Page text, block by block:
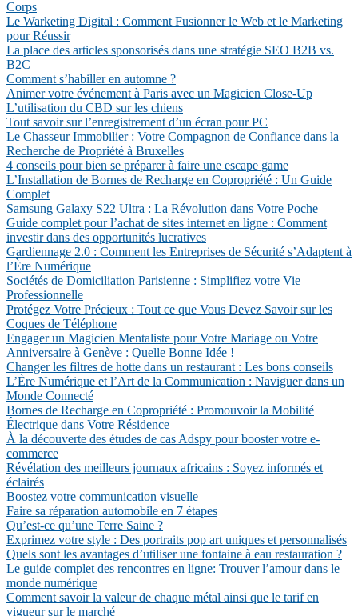
Corps
Le Warketing Digital : Comment Fusionner le Web et le Marketing
pour Réussir
La place des articles sponsorisés dans une stratégie SEO B2B vs.
B2C
Comment s’habiller en automne ?
Animer votre événement à Paris avec un Magicien Close-Up
L’utilisation du CBD sur les chiens
Tout savoir sur l’enregistrement d’un écran pour PC
Le Chasseur Immobilier : Votre Compagnon de Confiance dans la
Recherche de Propriété à Bruxelles
4 conseils pour bien se préparer à faire une escape game
L’Installation de Bornes de Recharge en Copropriété : Un Guide
Complet
Samsung Galaxy S22 Ultra : La Révolution dans Votre Poche
Guide complet pour l’achat de sites internet en ligne : Comment
investir dans des opportunités lucratives
Gardiennage 2.0 : Comment les Entreprises de Sécurité s’Adaptent à
l’Ère Numérique
Sociétés de Domiciliation Parisienne : Simplifiez votre Vie
Professionnelle
Protégez Votre Précieux : Tout ce que Vous Devez Savoir sur les
Coques de Téléphone
Engager un Magicien Mentaliste pour Votre Mariage ou Votre
Anniversaire à Genève : Quelle Bonne Idée !
Changer les filtres de hotte dans un restaurant : Les bons conseils
L’Ère Numérique et l’Art de la Communication : Naviguer dans un
Monde Connecté
Bornes de Recharge en Copropriété : Promouvoir la Mobilité
Électrique dans Votre Résidence
À la découverte des études de cas Adspy pour booster votre e-
commerce
Révélation des meilleurs journaux africains : Soyez informés et
éclairés
Boostez votre communication visuelle
Faire sa réparation automobile en 7 étapes
Qu’est-ce qu’une Terre Saine ?
Exprimez votre style : Des portraits pop art uniques et personnalisés
Quels sont les avantages d’utiliser une fontaine à eau restauration ?
Le guide complet des rencontres en ligne: Trouver l’amour dans le
monde numérique
Comment savoir la valeur de chaque métal ainsi que le tarif en
vigueur sur le marché